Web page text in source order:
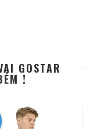
GOSTAR
!